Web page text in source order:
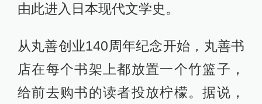
由此进入日本现代文学史。
从丸善创业140周年纪念开始，丸善书
店在每个书架上都放置一个竹篮子，
给前去购书的读者投放柠檬。据说，